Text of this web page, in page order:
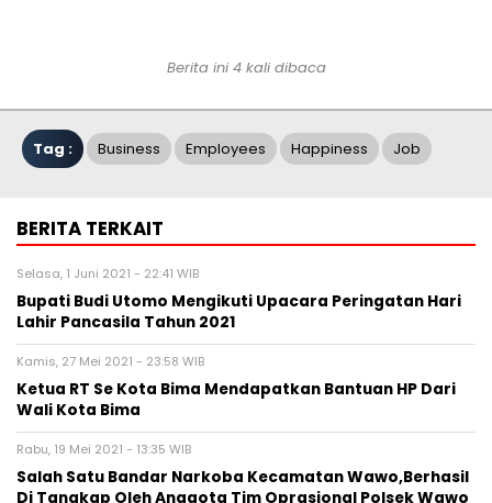
Berita ini 4 kali dibaca
Tag : Business Employees Happiness Job
BERITA TERKAIT
Selasa, 1 Juni 2021 - 22:41 WIB
Bupati Budi Utomo Mengikuti Upacara Peringatan Hari
Lahir Pancasila Tahun 2021
Kamis, 27 Mei 2021 - 23:58 WIB
Ketua RT Se Kota Bima Mendapatkan Bantuan HP Dari
Wali Kota Bima
Rabu, 19 Mei 2021 - 13:35 WIB
Salah Satu Bandar Narkoba Kecamatan Wawo,Berhasil
Di Tangkap Oleh Anggota Tim Oprasional Polsek Wawo